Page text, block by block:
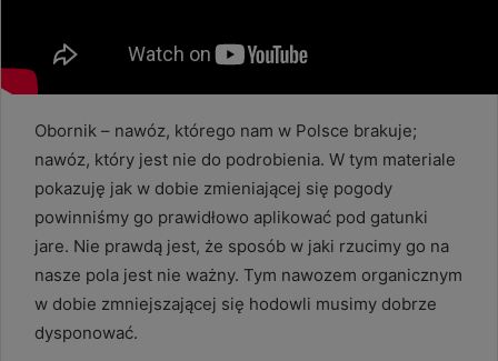
Obornik – nawóz, którego nam w Polsce brakuje;
nawóz, który jest nie do podrobienia. W tym materiale
pokazuję jak w dobie zmieniającej się pogody
powinniśmy go prawidłowo aplikować pod gatunki
jare. Nie prawdą jest, że sposób w jaki rzucimy go na
nasze pola jest nie ważny. Tym nawozem organicznym
w dobie zmniejszającej się hodowli musimy dobrze
dysponować.